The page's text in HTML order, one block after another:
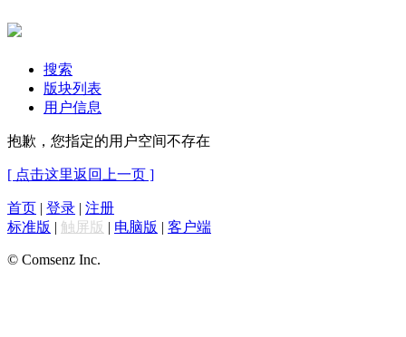
搜索
版块列表
用户信息
抱歉，您指定的用户空间不存在
[ 点击这里返回上一页 ]
首页 | 登录 | 注册
标准版 | 触屏版 | 电脑版 | 客户端
© Comsenz Inc.